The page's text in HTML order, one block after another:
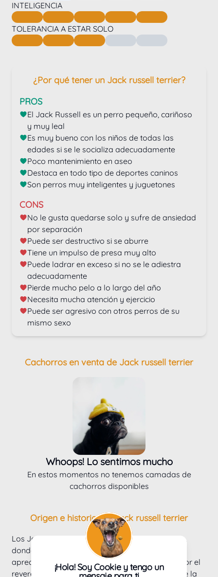
INTELIGENCIA
TOLERANCIA A ESTAR SOLO
¿Por qué tener un Jack russell terrier?
PROS
El Jack Russell es un perro pequeño, cariñoso
y muy leal
Es muy bueno con los niños de todas las
edades si se le socializa adecuadamente
Poco mantenimiento en aseo
Destaca en todo tipo de deportes caninos
Son perros muy inteligentes y juguetones
CONS
No le gusta quedarse solo y sufre de ansiedad
por separación
Puede ser destructivo si se aburre
Tiene un impulso de presa muy alto
Puede ladrar en exceso si no se le adiestra
adecuadamente
Pierde mucho pelo a lo largo del año
Necesita mucha atención y ejercicio
Puede ser agresivo con otros perros de su
mismo sexo
Cachorros en venta de Jack russell terrier
Whoops! Lo sentimos mucho
En estos momentos no tenemos camadas de
cachorros disponibles
Origen e historia del Jack russell terrier
Los Jack Russell son originarios del Reino Unido,
donde siempre han sido terriers de trabajo muy
apreciados desde el año 1800. Fueron criados por el
reverendo John Russell, que era un entusiasta de la
¡Hola! Soy Cookie y tengo un